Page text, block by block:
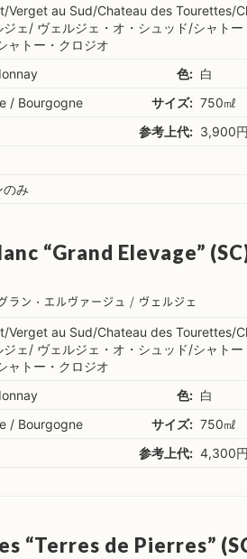
Verget au Sud/Chateau des Tourettes/
ジェ/ ヴェルジェ・オ・シュッド/シャトー
ャトー・クロジオ
色: 白
/ Bourgogne サイズ: 750㎖
参考上代: 3,900円
のみ
“Grand Elevage”
ラン・エルヴァージュ / ヴェルジェ
Verget au Sud/Chateau des Tourettes/
ジェ/ ヴェルジェ・オ・シュッド/シャトー
ャトー・クロジオ
色: 白
/ Bourgogne サイズ: 750㎖
参考上代: 4,300円
“Terres de Pierres”